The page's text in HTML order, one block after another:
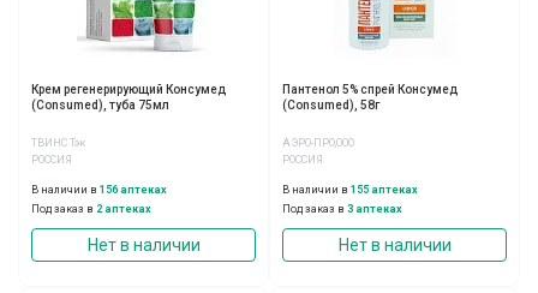
Крем регенерирующий Консумед
(Consumed), туба 75мл
ТВИНС Тэк
РОССИЯ
В наличии в 156 аптеках
Под заказ в 2 аптеках
Нет в наличии
Пантенол 5% спрей Консумед
(Consumed), 58г
АЭРО-ПРО,ООО
РОССИЯ
В наличии в 155 аптеках
Под заказ в 3 аптеках
Нет в наличии